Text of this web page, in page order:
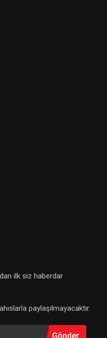
ilk siz haberdar
paylaşılmayacaktır.
Gönder